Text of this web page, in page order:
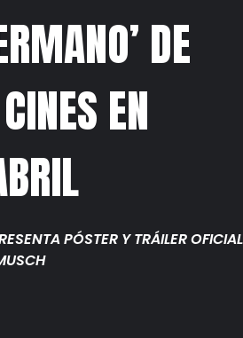
DE
EN
PÓSTER Y TRÁILER OFICIAL